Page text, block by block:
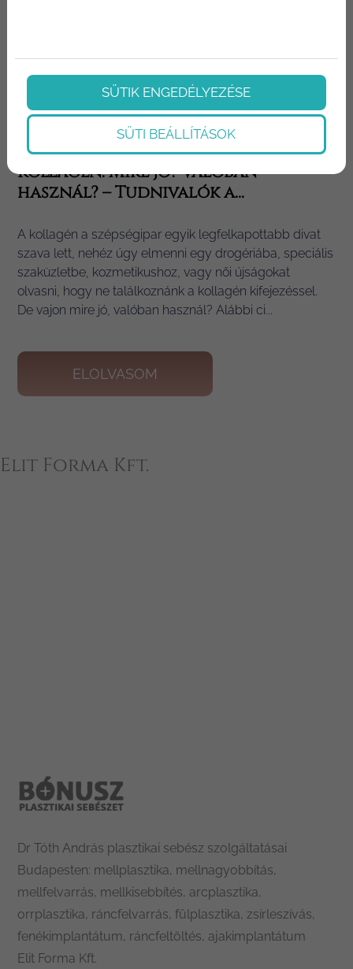
Kollagén: Mire jó? Valóban
használ? – Tudnivalók a...
A kollagén a szépségipar egyik legfelkapottabb divat
szava lett, nehéz úgy elmenni egy drogériába, speciális
szaküzletbe, kozmetikushoz, vagy női újságokat
olvasni, hogy ne találkoznánk a kollagén kifejezéssel.
De vajon mire jó, valóban használ? Alábbi ci...
ELOLVASOM
Elit Forma Kft.
Dr Tóth András plasztikai sebész szolgáltatásai
Budapesten: mellplasztika, mellnagyobbítás,
mellfelvarrás, mellkisebbítés, arcplasztika,
orrplasztika, ráncfelvarrás, fülplasztika, zsírleszívás,
fenékimplantátum, ráncfeltöltés, ajakimplantátum
Elit Forma Kft.
SÜTIK ENGEDÉLYEZÉSE
SÜTI BEÁLLÍTÁSOK